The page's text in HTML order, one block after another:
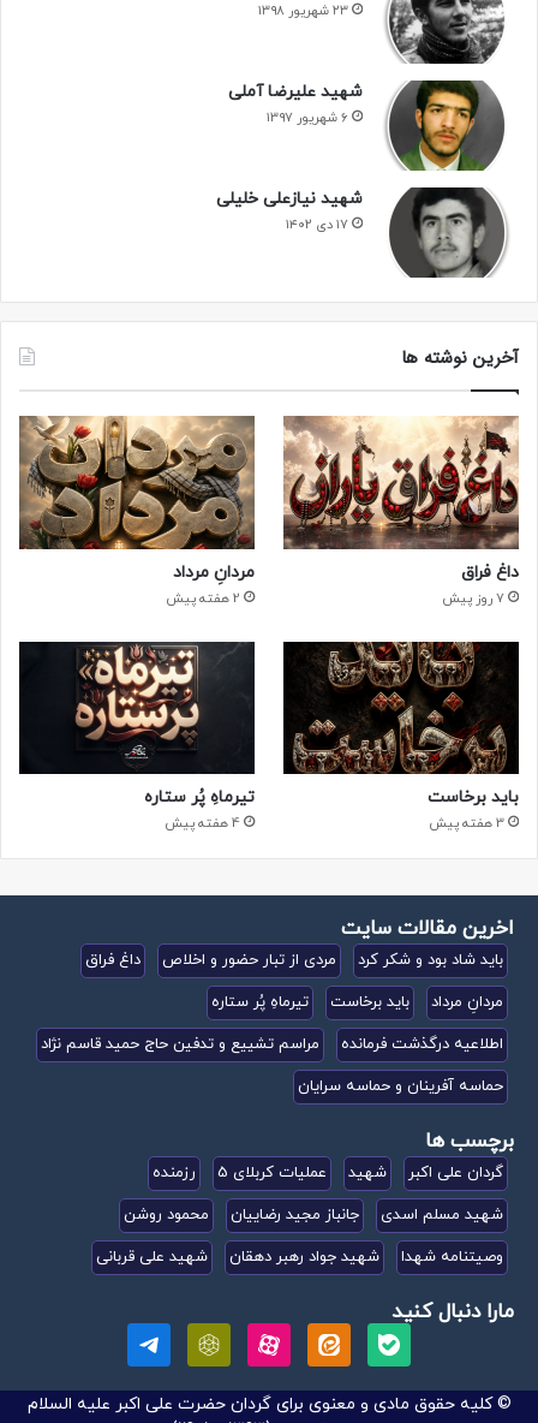
۲۳ شهریور ۱۳۹۸
شهید علیرضا آملی
۶ شهریور ۱۳۹۷
شهید نیازعلی خلیلی
۱۷ دی ۱۴۰۲
آخرین نوشته ها
داغ فراق
7 روز پیش
مردانِ مرداد
2 هفته پیش
باید برخاست
3 هفته پیش
تیرماهِ پُر ستاره
4 هفته پیش
اخرین مقالات سایت
باید شاد بود و شکر کرد مردی از تبار حضور و اخلاص
داغ فراق
مردانِ مرداد
باید برخاست
تیرماهِ پُر ستاره
اطلاعیه درگذشت فرمانده
مراسم تشییع و تدفین حاج حمید قاسم نژاد
حماسه آفرینان و حماسه سرایان
برچسب ها
گردان علی اکبر شهید عملیات کربلای 5
رزمنده
شهید مسلم اسدی
جانباز مجید رضاییان
محمود روشن
وصیتنامه شهدا
شهید جواد رهبر دهقان شهید علی قربانی
مارا دنبال کنید
© کلیه حقوق مادی و معنوی برای گردان حضرت علی اکبر علیه السلام